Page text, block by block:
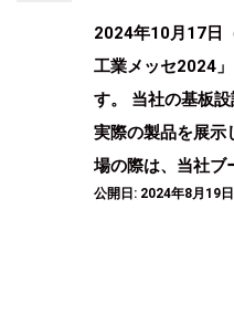
2024年10月17日
工業メッセ2024
す。 当社の基板
実際の製品を展示
場の際は、当社ブ
公開日: 2024年8月19日